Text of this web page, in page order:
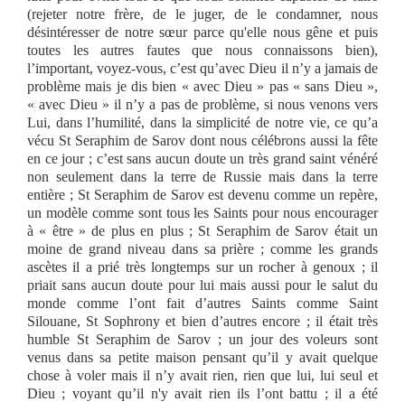
(rejeter notre frère, de le juger, de le condamner, nous
désintéresser de notre sœur parce qu'elle nous gêne et puis
toutes les autres fautes que nous connaissons bien),
l’important, voyez-vous, c’est qu’avec Dieu il n’y a jamais de
problème mais je dis bien « avec Dieu » pas « sans Dieu »,
« avec Dieu » il n’y a pas de problème, si nous venons vers
Lui, dans l’humilité, dans la simplicité de notre vie, ce qu’a
vécu St Seraphim de Sarov dont nous célébrons aussi la fête
en ce jour ; c’est sans aucun doute un très grand saint vénéré
non seulement dans la terre de Russie mais dans la terre
entière ; St Seraphim de Sarov est devenu comme un repère,
un modèle comme sont tous les Saints pour nous encourager
à « être » de plus en plus ; St Seraphim de Sarov était un
moine de grand niveau dans sa prière ; comme les grands
ascètes il a prié très longtemps sur un rocher à genoux ; il
priait sans aucun doute pour lui mais aussi pour le salut du
monde comme l’ont fait d’autres Saints comme Saint
Silouane, St Sophrony et bien d’autres encore ; il était très
humble St Seraphim de Sarov ; un jour des voleurs sont
venus dans sa petite maison pensant qu’il y avait quelque
chose à voler mais il n’y avait rien, rien que lui, lui seul et
Dieu ; voyant qu’il n'y avait rien ils l’ont battu ; il a été